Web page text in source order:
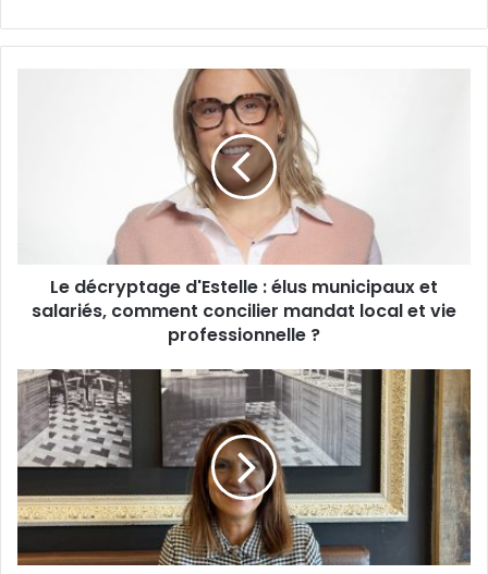
concilier
mandat
vie
professionnelle
Le décryptage d'Estelle : élus municipaux et
salariés, comment concilier mandat local et vie
professionnelle ?
Catherine
Dellong
Meng
:
«
Je
vais
d’efforts